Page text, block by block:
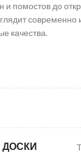
и помостов до
современно
качества.